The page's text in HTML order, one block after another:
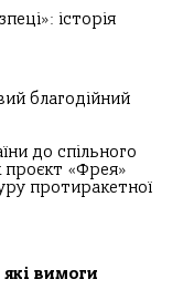
історія
благодійний
до спільного
«Фрея»
протиракетної
вимоги